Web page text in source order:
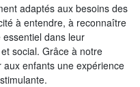
adaptés aux besoins des
à entendre, à reconnaître
dans leur
social. Grâce à notre
enfants une expérience